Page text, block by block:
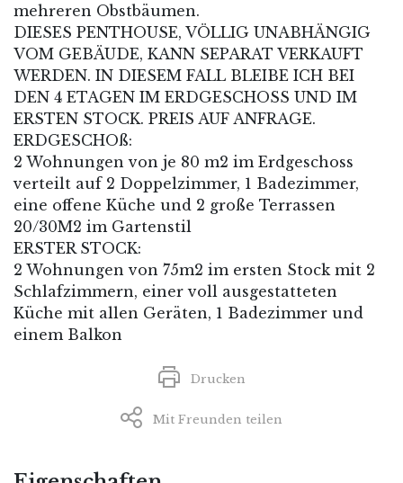
mehreren Obstbäumen.
DIESES PENTHOUSE, VÖLLIG UNABHÄNGIG
VOM GEBÄUDE, KANN SEPARAT VERKAUFT
WERDEN. IN DIESEM FALL BLEIBE ICH BEI
DEN 4 ETAGEN IM ERDGESCHOSS UND IM
ERSTEN STOCK. PREIS AUF ANFRAGE.
ERDGESCHOß:
2 Wohnungen von je 80 m2 im Erdgeschoss
verteilt auf 2 Doppelzimmer, 1 Badezimmer,
eine offene Küche und 2 große Terrassen
20/30M2 im Gartenstil
ERSTER STOCK:
2 Wohnungen von 75m2 im ersten Stock mit 2
Schlafzimmern, einer voll ausgestatteten
Küche mit allen Geräten, 1 Badezimmer und
einem Balkon
Drucken
Mit Freunden teilen